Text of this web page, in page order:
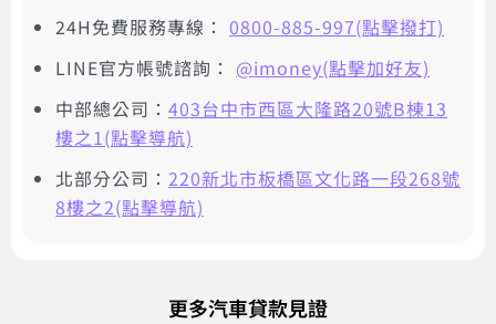
24H免費服務專線： 0800-885-997(點擊撥打)
LINE官方帳號諮詢： @imoney(點擊加好友)
中部總公司： 403台中市西區大隆路20號B棟13
樓之1(點擊導航)
北部分公司： 220新北市板橋區文化路一段268號
8樓之2(點擊導航)
更多汽車貸款見證